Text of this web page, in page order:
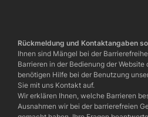
Rückmeldung und Kontaktangaben
Ihnen sind Mängel bei der
Barrieren in der Bedienung der
benötigen Hilfe bei der Benutzung
Sie mit uns Kontakt auf.
Wir erklären Ihnen, welche Barrieren
Ausnahmen wir bei der barrierefreien